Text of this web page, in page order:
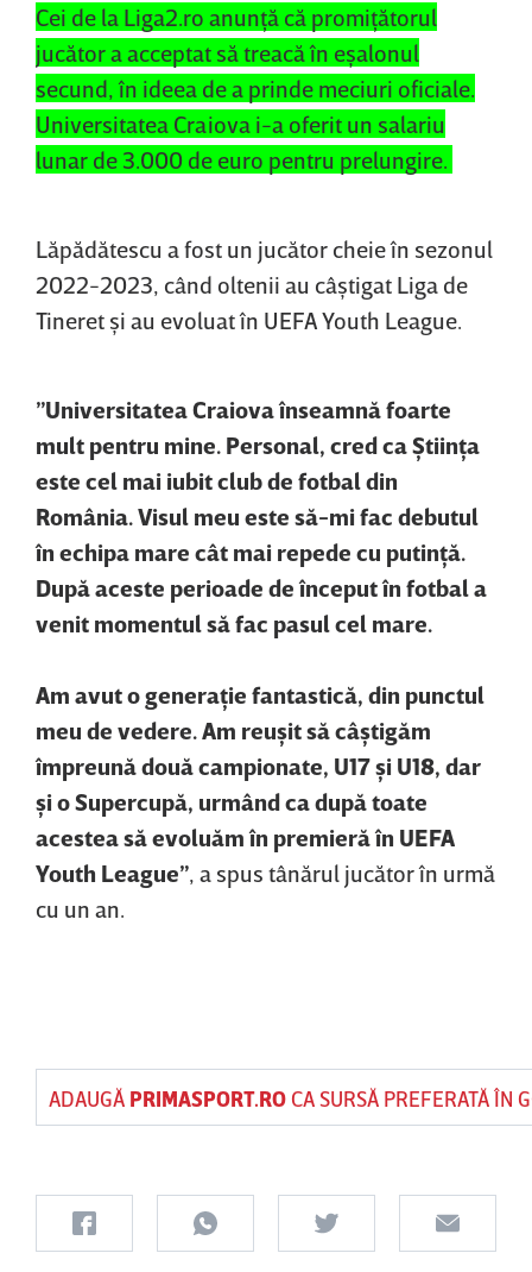
Cei de la Liga2.ro anunţă că promiţătorul
jucător a acceptat să treacă în eşalonul
secund, în ideea de a prinde meciuri oficiale.
Universitatea Craiova i-a oferit un salariu
lunar de 3.000 de euro pentru prelungire.
Lăpădătescu a fost un jucător cheie în sezonul
2022-2023, când oltenii au câştigat Liga de
Tineret şi au evoluat în UEFA Youth League.
”Universitatea Craiova înseamnă foarte
mult pentru mine. Personal, cred ca Ştiinţa
este cel mai iubit club de fotbal din
România. Visul meu este să-mi fac debutul
în echipa mare cât mai repede cu putinţă.
După aceste perioade de început în fotbal a
venit momentul să fac pasul cel mare.
Am avut o generaţie fantastică, din punctul
meu de vedere. Am reuşit să câştigăm
împreună două campionate, U17 şi U18, dar
şi o Supercupă, urmând ca după toate
acestea să evoluăm în premieră în UEFA
Youth League” , a spus tânărul jucător în urmă
cu un an.
ADAUGĂ PRIMASPORT.ROCA SURSĂ PREFERATĂ ÎN